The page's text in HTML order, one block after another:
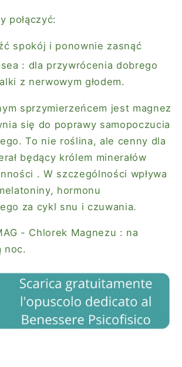
połączyć:
spokój i ponownie zasnąć
: dla przywrócenia dobrego
z nerwowym głodem.
sprzymierzeńcem jest magnez
się do poprawy samopoczucia
To nie roślina, ale cenny dla
będący królem minerałów
. W szczególności wpływa
hormonu
za cykl snu i czuwania.
- Chlorek Magnezu : na
noc.